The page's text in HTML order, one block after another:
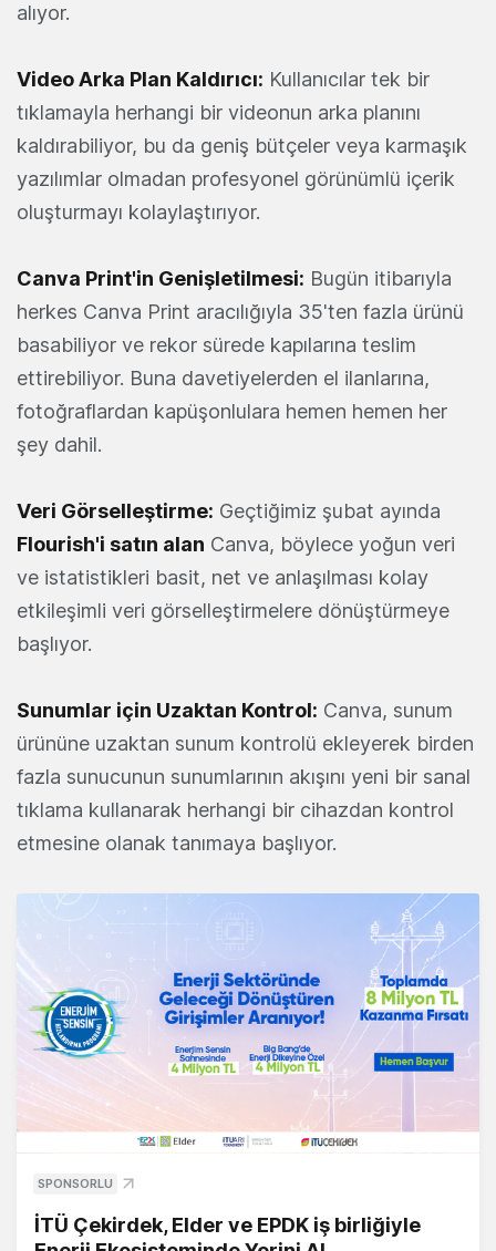
alıyor.
Video Arka Plan Kaldırıcı: Kullanıcılar tek bir
tıklamayla herhangi bir videonun arka planını
kaldırabiliyor, bu da geniş bütçeler veya karmaşık
yazılımlar olmadan profesyonel görünümlü içerik
oluşturmayı kolaylaştırıyor.
Canva Print'in Genişletilmesi: Bugün itibarıyla
herkes Canva Print aracılığıyla 35'ten fazla ürünü
basabiliyor ve rekor sürede kapılarına teslim
ettirebiliyor. Buna davetiyelerden el ilanlarına,
fotoğraflardan kapüşonlulara hemen hemen her
şey dahil.
Veri Görselleştirme: Geçtiğimiz şubat ayında
Flourish'i satın alan Canva, böylece yoğun veri
ve istatistikleri basit, net ve anlaşılması kolay
etkileşimli veri görselleştirmelere dönüştürmeye
başlıyor.
Sunumlar için Uzaktan Kontrol: Canva, sunum
ürününe uzaktan sunum kontrolü ekleyerek birden
fazla sunucunun sunumlarının akışını yeni bir sanal
tıklama kullanarak herhangi bir cihazdan kontrol
etmesine olanak tanımaya başlıyor.
SPONSORLU
İTÜ Çekirdek, Elder ve EPDK iş birliğiyle